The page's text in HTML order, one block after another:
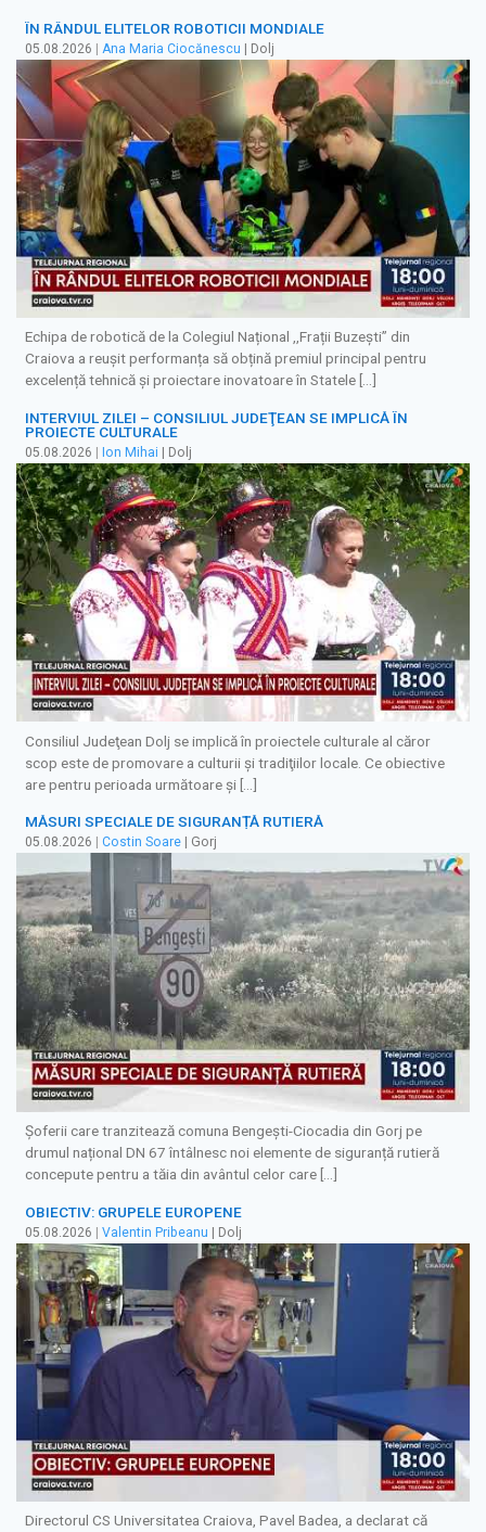
ÎN RÂNDUL ELITELOR ROBOTICII MONDIALE
05.08.2026 | Ana Maria Ciocănescu | Dolj
Echipa de robotică de la Colegiul Național ,,Frații Buzești” din
Craiova a reușit performanța să obțină premiul principal pentru
excelență tehnică și proiectare inovatoare în Statele […]
INTERVIUL ZILEI – CONSILIUL JUDEŢEAN SE IMPLICĂ ÎN
PROIECTE CULTURALE
05.08.2026 | Ion Mihai | Dolj
Consiliul Judeţean Dolj se implică în proiectele culturale al căror
scop este de promovare a culturii şi tradiţiilor locale. Ce obiective
are pentru perioada următoare şi […]
MĂSURI SPECIALE DE SIGURANȚĂ RUTIERĂ
05.08.2026 Costin Soare | Gorj
Șoferii care tranzitează comuna Bengești-Ciocadia din Gorj pe
drumul național DN 67 întâlnesc noi elemente de siguranță rutieră
concepute pentru a tăia din avântul celor care […]
OBIECTIV: GRUPELE EUROPENE
05.08.2026 | Valentin Pribeanu | Dolj
Directorul CS Universitatea Craiova, Pavel Badea, a declarat că